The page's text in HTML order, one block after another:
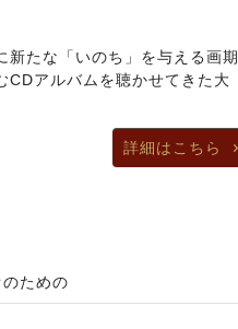
たな「いのち」を与える画期
CDアルバムを聴かせてきた大
詳細はこちら
ための